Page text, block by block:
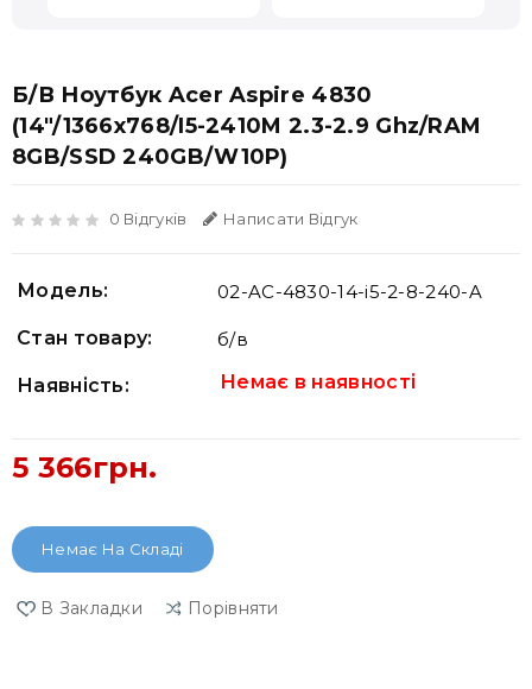
Б/В Ноутбук Acer Aspire 4830
(14"/1366х768/i5-2410M 2.3-2.9 Ghz/RAM
8GB/SSD 240GB/W10P)
0 Відгуків Написати Відгук
Модель: 02-AC-4830-14-i5-2-8-240-A
Стан товару: б/в
Наявність: Немає в наявності
5 366грн.
Немає На Складі
В Закладки Порівняти